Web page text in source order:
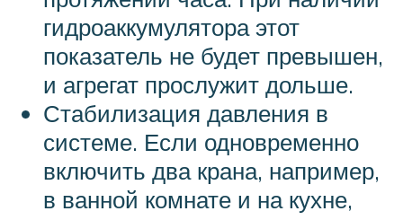
гидроаккумулятора этот
показатель не будет превышен,
и агрегат прослужит дольше.
Стабилизация давления в
системе. Если одновременно
включить два крана, например,
в ванной комнате и на кухне,